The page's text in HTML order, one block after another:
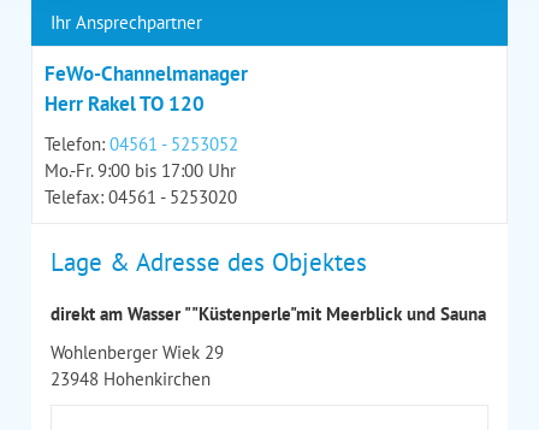
Ihr Ansprechpartner
FeWo-Channelmanager
Herr Rakel TO 120
Telefon: 04561 - 5253052
Mo.-Fr. 9:00 bis 17:00 Uhr
Telefax: 04561 - 5253020
Lage & Adresse des Objektes
direkt am Wasser ""Küstenperle"mit Meerblick und Sauna
Wohlenberger Wiek 29
23948 Hohenkirchen